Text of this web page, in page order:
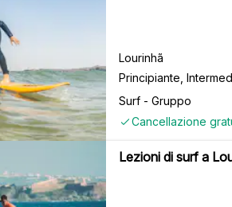
Lourinhã
Principiante,
Surf - Gruppo
Cancellazione
Lezioni di surf a